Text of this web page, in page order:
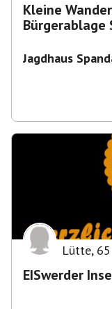
Kleine
Jagdhaus
Lütte, 65
EISwerder